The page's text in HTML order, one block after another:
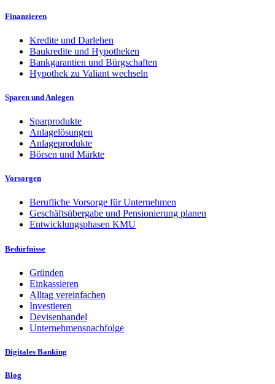
Finanzieren
Kredite und Darlehen
Baukredite und Hypotheken
Bankgarantien und Bürgschaften
Hypothek zu Valiant wechseln
Sparen und Anlegen
Sparprodukte
Anlagelösungen
Anlageprodukte
Börsen und Märkte
Vorsorgen
Berufliche Vorsorge für Unternehmen
Geschäftsübergabe und Pensionierung planen
Entwicklungsphasen KMU
Bedürfnisse
Gründen
Einkassieren
Alltag vereinfachen
Investieren
Devisenhandel
Unternehmensnachfolge
Digitales Banking
Blog